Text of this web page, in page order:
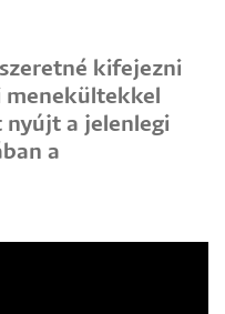
kifejezni
nyújt a jelenlegi
a